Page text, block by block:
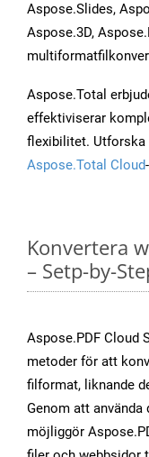
Aspose.Slides,
Aspose.3D,
Aspose.Total
effektiviserar
flexibilitet. Utforska
Aspose.Total Cloud
Konvertera
– Setp-by-
Aspose.PDF Cloud
metoder för att
filformat, liknande
Genom att använda
möjliggör